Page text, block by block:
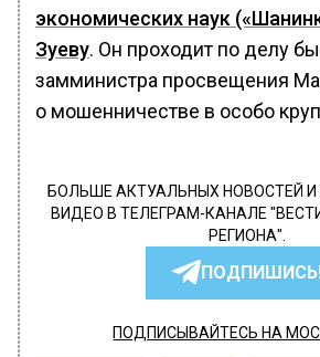
экономических наук
Зуеву. Он проходит по делу
замминистра просвещения
о мошенничестве в особо
БОЛЬШЕ АКТУАЛЬНЫХ НОВОСТЕЙ
ВИДЕО В ТЕЛЕГРАМ-КАНАЛЕ
РЕГИОНА".
ПОДПИСЫВАЙТЕСЬ НА